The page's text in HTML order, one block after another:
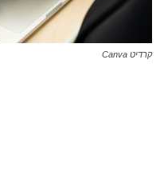
קרדיט Canva